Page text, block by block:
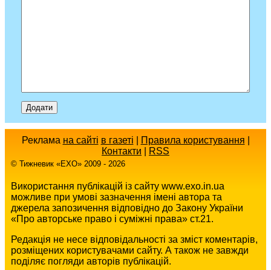
Реклама на сайті в газеті Правила користування
Контакти
RSS
© Тижневик «EХO» 2009 - 2026
Використання публікацій із сайту www.exo.in.ua
можливе при умові зазначення імені автора та
джерела запозичення відповідно до Закону України
«Про авторське право і суміжні права» ст.21.
Редакція не несе відповідальності за зміст коментарів,
розміщених користувачами сайту. А також не завжди
поділяє погляди авторів публікацій.